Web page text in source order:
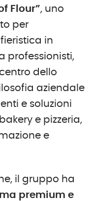
Flour”, uno
per
in
professionisti,
dello
aziendale
e soluzioni
e pizzeria,
e
il gruppo ha
premium e